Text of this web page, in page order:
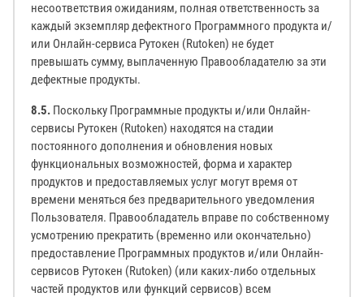
несоответствия ожиданиям, полная ответственность за
каждый экземпляр дефектного Программного продукта и/
или Онлайн-сервиса Рутокен (Rutoken) не будет
превышать сумму, выплаченную Правообладателю за эти
дефектные продукты.
8.5. Поскольку Программные продукты и/или Онлайн-
сервисы Рутокен (Rutoken) находятся на стадии
постоянного дополнения и обновления новых
функциональных возможностей, форма и характер
продуктов и предоставляемых услуг могут время от
времени меняться без предварительного уведомления
Пользователя. Правообладатель вправе по собственному
усмотрению прекратить (временно или окончательно)
предоставление Программных продуктов и/или Онлайн-
сервисов Рутокен (Rutoken) (или каких-либо отдельных
частей продуктов или функций сервисов) всем